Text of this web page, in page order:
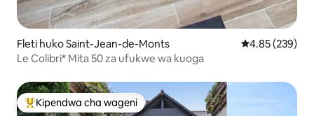
Fleti huko Saint-Jean-de-Monts Ukadiriaji wa
4.85 (239)
Le Colibri* Mita 50 za ufukwe wa kuoga
Kipendwa maarufu cha wageni
Kipendwa cha wageni